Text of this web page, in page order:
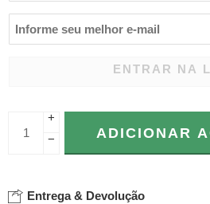
ENTRAR NA
+
−
ADICIONAR
Entrega & Devolução